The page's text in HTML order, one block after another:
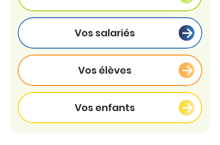
Vos salariés
Vos élèves
Vos enfants